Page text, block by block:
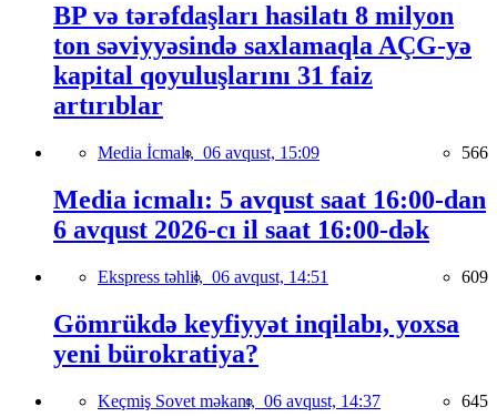
BP və tərəfdaşları hasilatı 8 milyon
ton səviyyəsində saxlamaqla AÇG-yə
kapital qoyuluşlarını 31 faiz
artırıblar
Media İcmalı, 06 avqust, 15:09 566
Media icmalı: 5 avqust saat 16:00-dan
6 avqust 2026-cı il saat 16:00-dək
Ekspress təhlil, 06 avqust, 14:51 609
Gömrükdə keyfiyyət inqilabı, yoxsa
yeni bürokratiya?
Keçmiş Sovet məkanı, 06 avqust, 14:37 645